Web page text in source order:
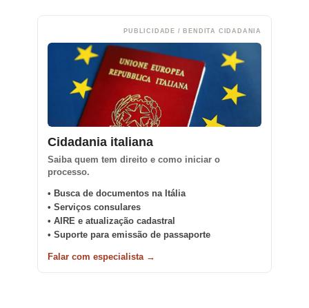
PUBLICIDADE / BENDITA CIDADANIA
Cidadania italiana
Saiba quem tem direito e como iniciar o
processo.
• Busca de documentos na Itália
• Serviços consulares
• AIRE e atualização cadastral
• Suporte para emissão de passaporte
Falar com especialista →